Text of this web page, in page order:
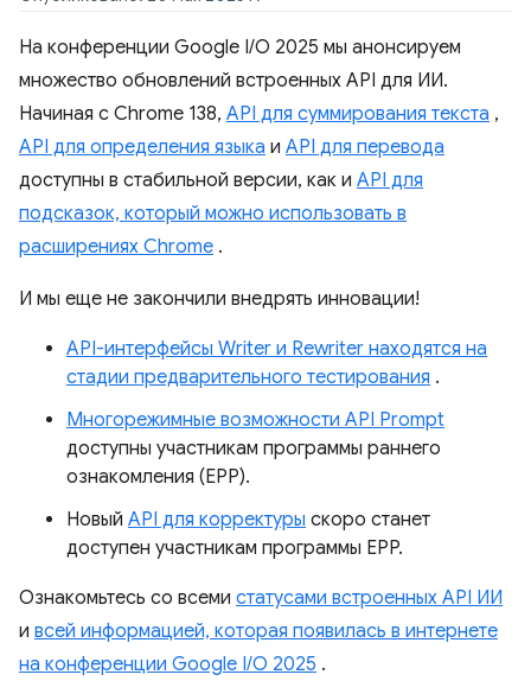
На конференции Google I/O 2025 мы анонсируем
множество обновлений встроенных API для ИИ.
Начиная с Chrome 138, API для суммирования текста ,
API для определения языка и API для перевода
доступны в стабильной версии, как и API для
подсказок, который можно использовать в
расширениях Chrome .
И мы еще не закончили внедрять инновации!
API-интерфейсы Writer и Rewriter находятся на
стадии предварительного тестирования .
Многорежимные возможности API Prompt
доступны участникам программы раннего
ознакомления (EPP).
Новый API для корректуры скоро станет
доступен участникам программы EPP.
Ознакомьтесь со всеми статусами встроенных API ИИ
и всей информацией, которая появилась в интернете
на конференции Google I/O 2025 .